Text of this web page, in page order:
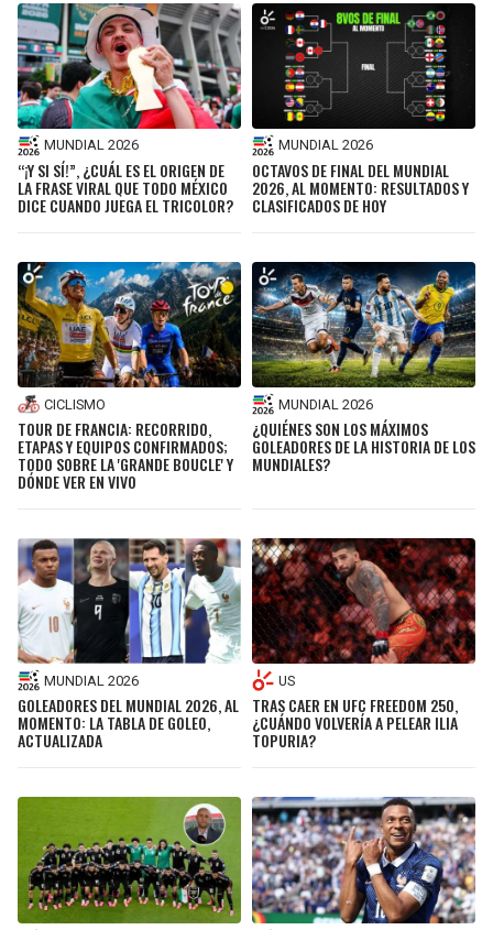
MUNDIAL 2026
“¡Y SI SÍ!”, ¿CUÁL ES EL ORIGEN DE
LA FRASE VIRAL QUE TODO MÉXICO
DICE CUANDO JUEGA EL TRICOLOR?
MUNDIAL 2026
OCTAVOS DE FINAL DEL MUNDIAL
2026, AL MOMENTO: RESULTADOS Y
CLASIFICADOS DE HOY
CICLISMO
TOUR DE FRANCIA: RECORRIDO,
ETAPAS Y EQUIPOS CONFIRMADOS;
TODO SOBRE LA 'GRANDE BOUCLE' Y
DÓNDE VER EN VIVO
MUNDIAL 2026
¿QUIÉNES SON LOS MÁXIMOS
GOLEADORES DE LA HISTORIA DE LOS
MUNDIALES?
MUNDIAL 2026
GOLEADORES DEL MUNDIAL 2026, AL
MOMENTO: LA TABLA DE GOLEO,
ACTUALIZADA
US
TRAS CAER EN UFC FREEDOM 250,
¿CUÁNDO VOLVERÍA A PELEAR ILIA
TOPURIA?